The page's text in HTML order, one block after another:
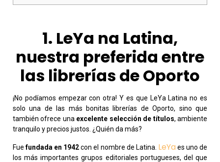
1. LeYa na Latina,
nuestra preferida entre
las librerías de Oporto
¡No podíamos empezar con otra! Y es que LeYa Latina no es
solo una de las más bonitas librerías de Oporto, sino que
también ofrece unaexcelente selección de títulos, ambiente
tranquilo y precios justos. ¿Quién da más?
Fuefundada en 1942con el nombre de Latina. LeYa es uno de
los más importantes grupos editoriales portugueses, del que